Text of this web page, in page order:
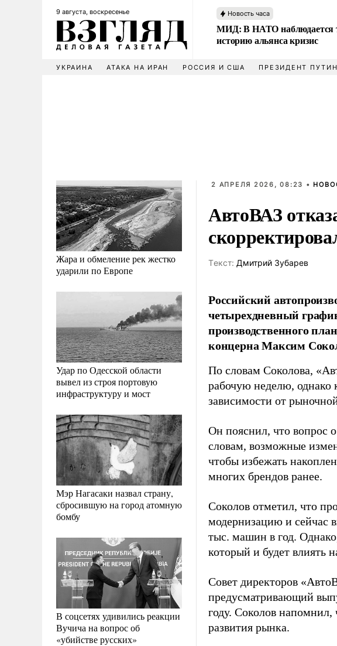
9 августа, воскресенье Новость часа
МИД: В НАТО наблюдается
историю альянса кризис
УКРАИНА АТАКА НА ИРАН РОССИЯ И США ПРЕЗИДЕНТ ПУТИН
Жара и обмеление рек жестко
ударили по Европе
Удар по Одесской области
вывел из строя портовую
инфраструктуру и мост
Мэр Нагасаки назвал страну,
сбросившую на город атомную
бомбу
В соцсетях удивились реакции
Вучича на вопрос об
«убийстве русских»
2 АПРЕЛЯ 2026, 08:23 •
АвтоВАЗ
Tекст: Дмитрий Зубарев
Российский
четырехдневный
производственного
концерна Максим
По словам Соколова,
рабочую неделю, однако
зависимости от
Он пояснил, что вопрос
словам, возможные
чтобы избежать
многих брендов ранее.
Соколов отметил, что
модернизацию и сейчас
тыс. машин в год.
который и будет влиять
Совет директоров
предусматривающий
году. Соколов напомнил,
развития рынка.